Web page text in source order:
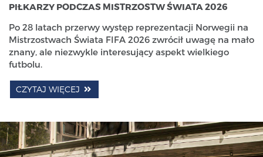
PIŁKARZY PODCZAS MISTRZOSTW ŚWIATA 2026
Po 28 latach przerwy występ reprezentacji Norwegii na
Mistrzostwach Świata FIFA 2026 zwrócił uwagę na mało
znany, ale niezwykle interesujący aspekt wielkiego
futbolu.
CZYTAJ WIĘCEJ